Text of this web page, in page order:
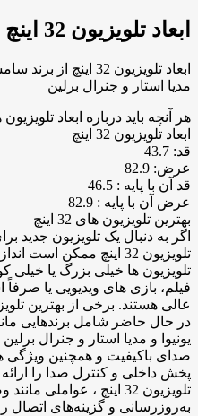
ابعاد تلویزیون 32 اینچ از انواع برند
ابعاد تلویزیون 32
مدیا استار و جنرال برلین
هر آنچه باید درباره ابعاد تلویزیون های 32 اینچ
ابعاد تلویزیون 32 اینچ
قد: 43.7
عرض: 82.9
قد آن با پایه : 46.5
عرض آن با پایه : 82.9
بهترین تلویزیون های 32 اینچ
اگر به دنبال یک تلویزیون جدید
تلویزیون 32 اینچ ممکن
تلویزیون ها خیلی بزرگ یا خیلی
فیلم، بازی های ویدیویی یا
در حال حاضر شامل برندهایی
یونیوا و مدیا استار و جنرال
صدای باکیفیت و همچنین ویژگی
پخش داخلی و کنترل صدا را
به‌روزرسانی و گزینه‌های اتصال